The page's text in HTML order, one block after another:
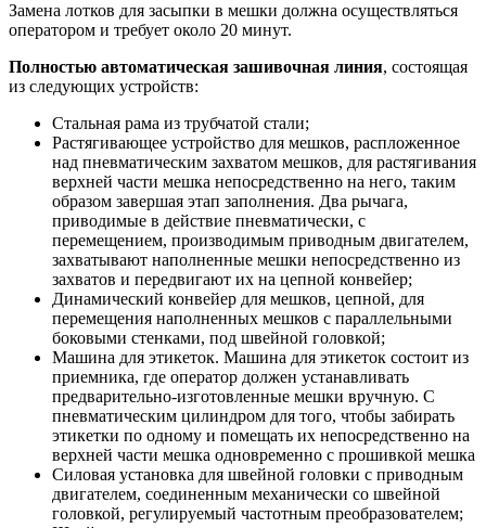
Замена лотков для засыпки в мешки должна осуществляться
оператором и требует около 20 минут.
Полностью автоматическая зашивочная линия, состоящая
из следующих устройств:
Стальная рама из трубчатой стали;
Растягивающее устройство для мешков, распложенное
над пневматическим захватом мешков, для растягивания
верхней части мешка непосредственно на него, таким
образом завершая этап заполнения. Два рычага,
приводимые в действие пневматически, с
перемещением, производимым приводным двигателем,
захватывают наполненные мешки непосредственно из
захватов и передвигают их на цепной конвейер;
Динамический конвейер для мешков, цепной, для
перемещения наполненных мешков с параллельными
боковыми стенками, под швейной головкой;
Машина для этикеток. Машина для этикеток состоит из
приемника, где оператор должен устанавливать
предварительно-изготовленные мешки вручную. С
пневматическим цилиндром для того, чтобы забирать
этикетки по одному и помещать их непосредственно на
верхней части мешка одновременно с прошивкой мешка
Силовая установка для швейной головки с приводным
двигателем, соединенным механически со швейной
головкой, регулируемый частотным преобразователем;